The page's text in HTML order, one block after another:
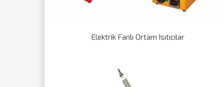
Elektrik Fanlı Ortam Isıtıcılar